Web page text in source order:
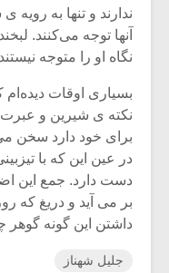
ندارند و تنها به
آنها توجه می‌کنند.
نگاه او را متوجه
بسیاری اوقات دیده‌ام
نکته ی شیرین و عبرت
برای خود دارد سخن
در عین این که با
دست دارد. جمع این
بر می آید و دریغ که
داشتن این گونه
جلیل شهناز
متن
شیش
اگر
بدنام